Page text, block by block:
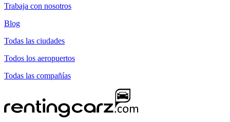
Trabaja con nosotros
Blog
Todas las ciudades
Todos los aeropuertos
Todas las compañías